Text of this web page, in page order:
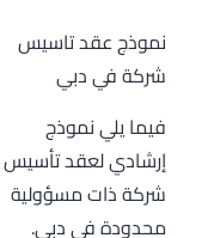
نموذج عقد تاسيس
شركة في دبي
فيما يلي نموذج
إرشادي لعقد تأسيس
شركة ذات مسؤولية
محدودة في دبي.